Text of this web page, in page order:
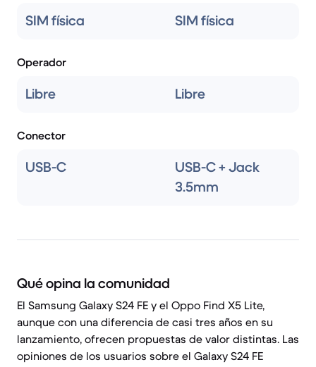
SIM física SIM física
Operador
Libre Libre
Conector
USB-C
USB-C + Jack
3.5mm
Qué opina la comunidad
El Samsung Galaxy S24 FE y el Oppo Find X5 Lite,
aunque con una diferencia de casi tres años en su
lanzamiento, ofrecen propuestas de valor distintas. Las
opiniones de los usuarios sobre el Galaxy S24 FE